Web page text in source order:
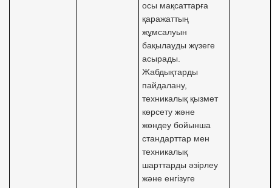
осы мақсаттарға
қаражаттың
жұмсалуын
бақылауды жүзеге
асырады.
Жабдықтарды
пайдалану,
техникалық қызмет
көрсету және
жөндеу бойынша
стандарттар мен
техникалық
шарттарды әзірлеу
және енгізуге